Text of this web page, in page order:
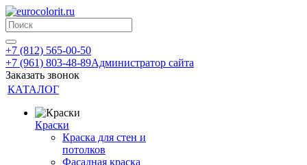
+7 (812) 565-00-50
+7 (961) 803-48-89Администратор сайта
Заказать звонок
КАТАЛОГ
Краски
Краска для стен и
потолков
Фасадная краска